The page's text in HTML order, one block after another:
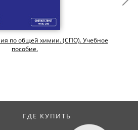
по общей химии. (СПО). Учебное
пособие.
ГДЕ КУПИТЬ